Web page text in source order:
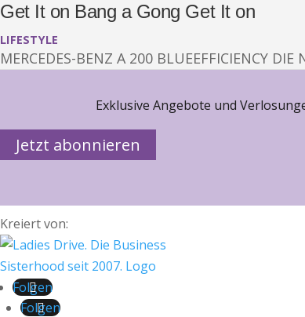
Get It on Bang a Gong Get It on
LIFESTYLE
MERCEDES-BENZ A 200 BLUEEFFICIENCY DIE
Exklusive Angebote und
Jetzt abonnieren
Kreiert von:
Folgen
Folgen